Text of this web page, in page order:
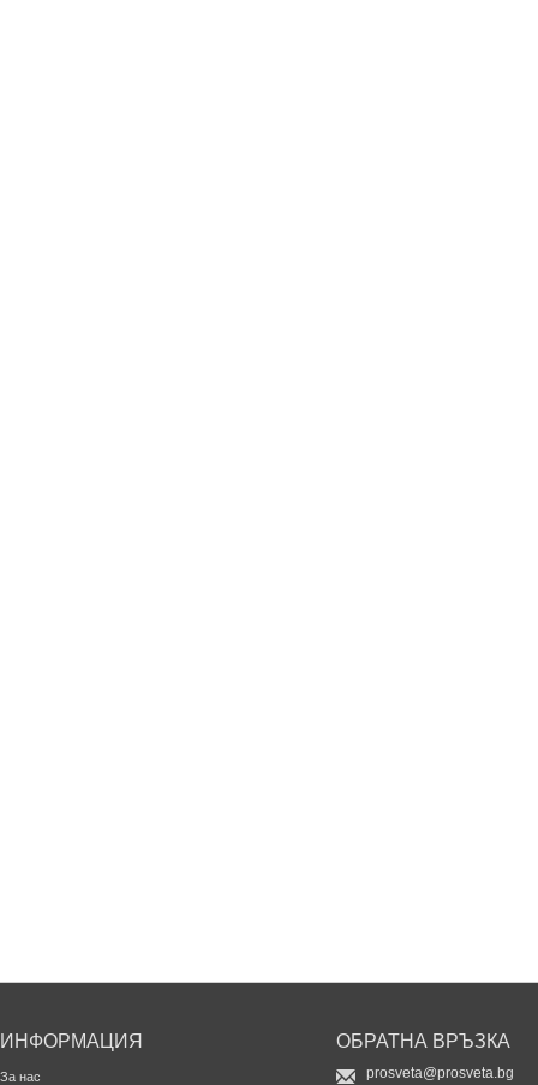
ИНФОРМАЦИЯ
За нас
ОБРАТНА ВРЪЗКА
prosveta@prosveta.bg